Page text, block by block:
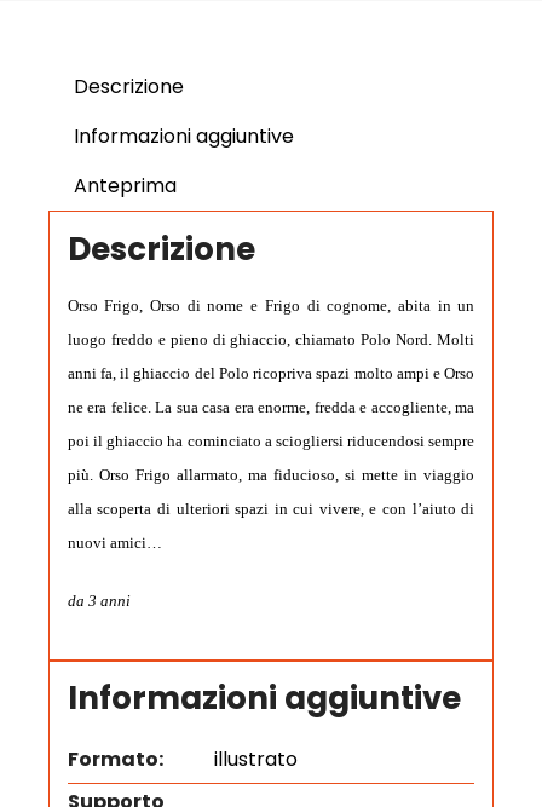
Descrizione
Informazioni aggiuntive
Anteprima
Descrizione
Orso Frigo, Orso di nome e Frigo di cognome, abita in un
luogo freddo e pieno di ghiaccio, chiamato Polo Nord. Molti
anni fa, il ghiaccio del Polo ricopriva spazi molto ampi e Orso
ne era felice. La sua casa era enorme, fredda e accogliente, ma
poi il ghiaccio ha cominciato a sciogliersi riducendosi sempre
più. Orso Frigo allarmato, ma fiducioso, si mette in viaggio
alla scoperta di ulteriori spazi in cui vivere, e con l’aiuto di
nuovi amici…
da 3 anni
Informazioni aggiuntive
Formato:
illustrato